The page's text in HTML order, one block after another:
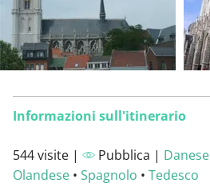
Informazioni sull'itinerario
544 visite | Pubblica | Danese
Olandese • Spagnolo • Tedesco